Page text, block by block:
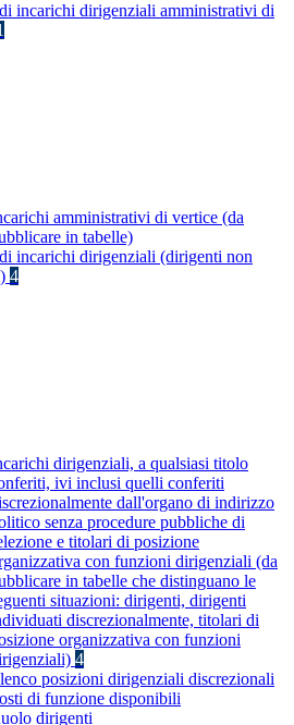
incarichi dirigenziali amministrativi di
amministrativi di vertice (da
in tabelle)
incarichi dirigenziali (dirigenti non
4
dirigenziali, a qualsiasi titolo
ivi inclusi quelli conferiti
dall'organo di indirizzo
senza procedure pubbliche di
e titolari di posizione
con funzioni dirigenziali (da
in tabelle che distinguano le
situazioni: dirigenti, dirigenti
discrezionalmente, titolari di
organizzativa con funzioni
4
posizioni dirigenziali discrezionali
di funzione disponibili
dirigenti